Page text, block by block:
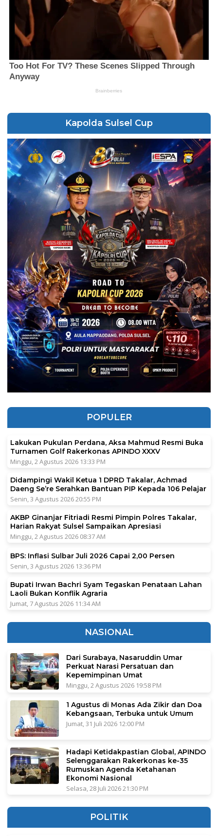
Kapolda Sulsel Cup
POPULER
Lakukan Pukulan Perdana, Aksa Mahmud Resmi Buka
Turnamen Golf Rakerkonas APINDO XXXV
Minggu, 2 Agustus 2026 13:33 PM
Didampingi Wakil Ketua 1 DPRD Takalar, Achmad
Daeng Se’re Serahkan Bantuan PIP Kepada 106 Pelajar
Senin, 3 Agustus 2026 20:55 PM
AKBP Ginanjar Fitriadi Resmi Pimpin Polres Takalar,
Harian Rakyat Sulsel Sampaikan Apresiasi
Minggu, 2 Agustus 2026 08:37 AM
BPS: Inflasi Sulbar Juli 2026 Capai 2,00 Persen
Senin, 3 Agustus 2026 13:36 PM
Bupati Irwan Bachri Syam Tegaskan Penataan Lahan
Laoli Bukan Konflik Agraria
Jumat, 7 Agustus 2026 11:34 AM
NASIONAL
Dari Surabaya, Nasaruddin Umar
Perkuat Narasi Persatuan dan
Kepemimpinan Umat
Minggu, 2 Agustus 2026 19:58 PM
1 Agustus di Monas Ada Zikir dan Doa
Kebangsaan, Terbuka untuk Umum
Jumat, 31 Juli 2026 12:00 PM
Hadapi Ketidakpastian Global, APINDO
Selenggarakan Rakerkonas ke-35
Rumuskan Agenda Ketahanan
Ekonomi Nasional
Selasa, 28 Juli 2026 21:30 PM
POLITIK